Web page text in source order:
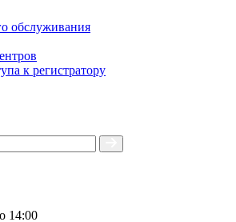
обслуживания
к регистратору
14:00